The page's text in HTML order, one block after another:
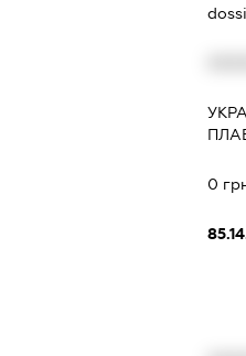
0